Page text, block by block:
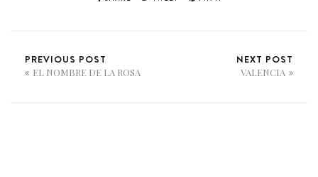
PREVIOUS POST
EL NOMBRE DE LA ROSA
NEXT POST
VALENCIA